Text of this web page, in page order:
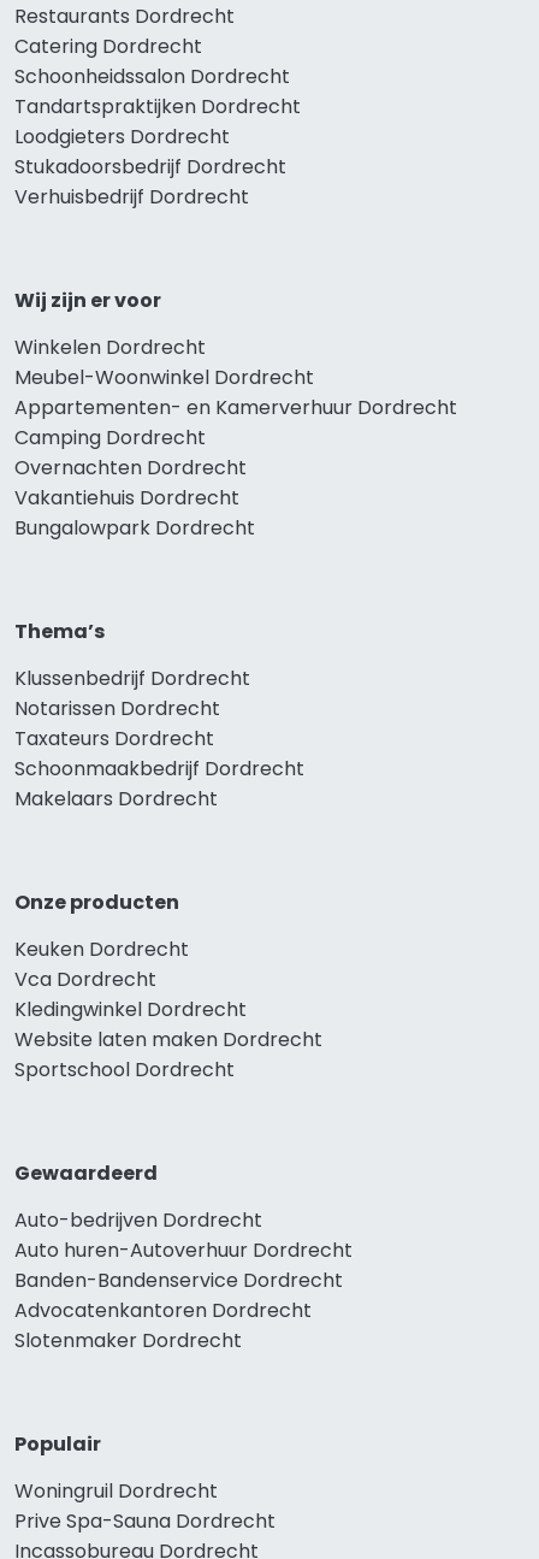
Restaurants Dordrecht
Catering Dordrecht
Schoonheidssalon Dordrecht
Tandartspraktijken Dordrecht
Loodgieters Dordrecht
Stukadoorsbedrijf Dordrecht
Verhuisbedrijf Dordrecht
Wij zijn er voor
Winkelen Dordrecht
Meubel-Woonwinkel Dordrecht
Appartementen- en Kamerverhuur Dordrecht
Camping Dordrecht
Overnachten Dordrecht
Vakantiehuis Dordrecht
Bungalowpark Dordrecht
Thema’s
Klussenbedrijf Dordrecht
Notarissen Dordrecht
Taxateurs Dordrecht
Schoonmaakbedrijf Dordrecht
Makelaars Dordrecht
Onze producten
Keuken Dordrecht
Vca Dordrecht
Kledingwinkel Dordrecht
Website laten maken Dordrecht
Sportschool Dordrecht
Gewaardeerd
Auto-bedrijven Dordrecht
Auto huren-Autoverhuur Dordrecht
Banden-Bandenservice Dordrecht
Advocatenkantoren Dordrecht
Slotenmaker Dordrecht
Populair
Woningruil Dordrecht
Prive Spa-Sauna Dordrecht
Incassobureau Dordrecht